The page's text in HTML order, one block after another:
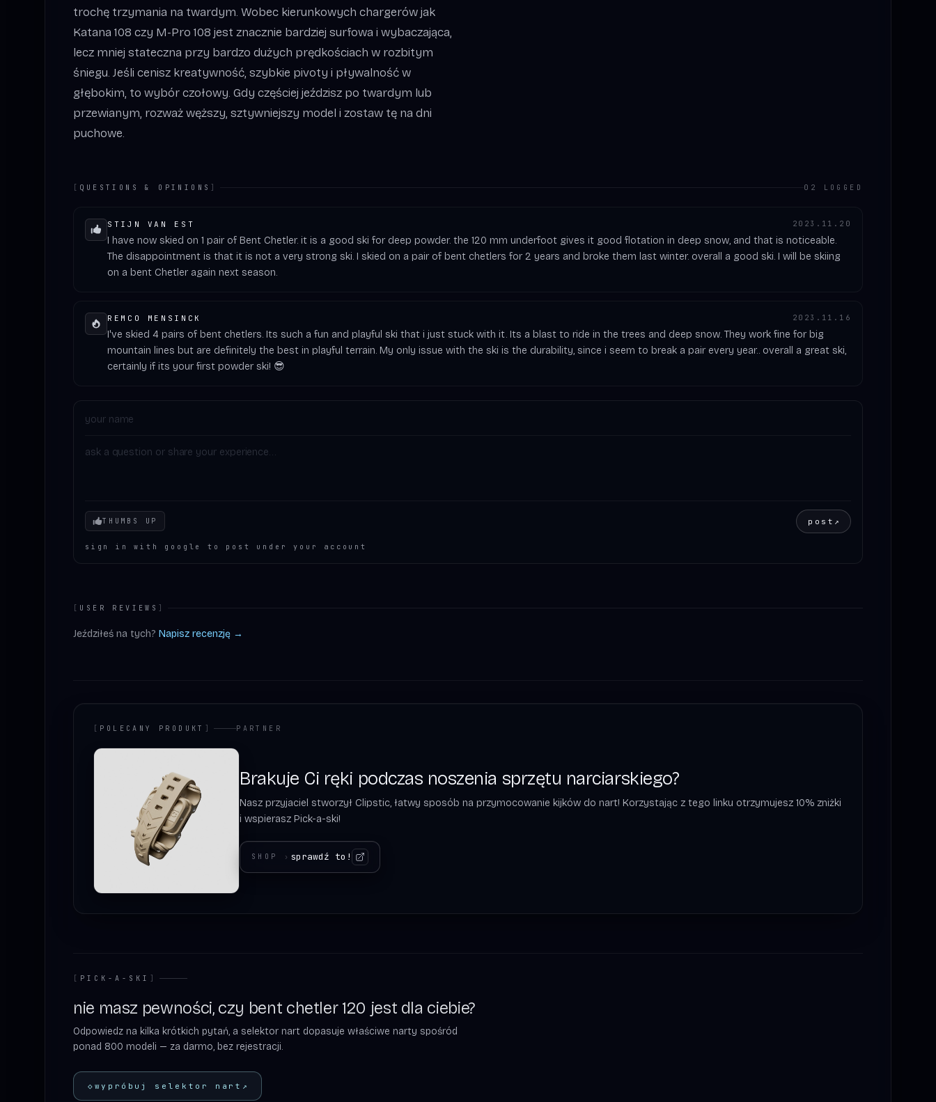
trochę trzymania na twardym. Wobec kierunkowych chargerów jak
Katana 108 czy M-Pro 108 jest znacznie bardziej surfowa i wybaczająca,
lecz mniej stateczna przy bardzo dużych prędkościach w rozbitym
śniegu. Jeśli cenisz kreatywność, szybkie pivoty i pływalność w
głębokim, to wybór czołowy. Gdy częściej jeździsz po twardym lub
przewianym, rozważ węższy, sztywniejszy model i zostaw tę na dni
puchowe.
[ QUESTIONS & OPINIONS ] 02 LOGGED
STIJN VAN EST 2023.11.20
I have now skied on 1 pair of Bent Chetler. it is a good ski for deep powder. the 120 mm underfoot gives it good flotation in deep snow, and that is noticeable.
The disappointment is that it is not a very strong ski. I skied on a pair of bent chetlers for 2 years and broke them last winter. overall a good ski. I will be skiing
on a bent Chetler again next season.
REMCO MENSINCK 2023.11.16
I've skied 4 pairs of bent chetlers. Its such a fun and playful ski that i just stuck with it. Its a blast to ride in the trees and deep snow. They work fine for big
mountain lines but are definitely the best in playful terrain. My only issue with the ski is the durability, since i seem to break a pair every year.. overall a great ski,
certainly if its your first powder ski! 😎
Your mood
THUMBS UP post ↗
sign in with google to post under your account
[ USER REVIEWS ]
Jeździłeś na tych? Napisz recenzję →
[ POLECANY PRODUKT ] PARTNER
Brakuje Ci ręki podczas noszenia sprzętu narciarskiego?
Nasz przyjaciel stworzył Clipstic, łatwy sposób na przymocowanie kijków do nart! Korzystając z tego linku otrzymujesz 10% zniżki
i wspierasz Pick-a-ski!
SHOP › sprawdź to!
[ PICK-A-SKI ]
nie masz pewności, czy bent chetler 120 jest dla ciebie?
Odpowiedz na kilka krótkich pytań, a selektor nart dopasuje właściwe narty spośród
ponad 800 modeli — za darmo, bez rejestracji.
◇ wypróbuj selektor nart ↗